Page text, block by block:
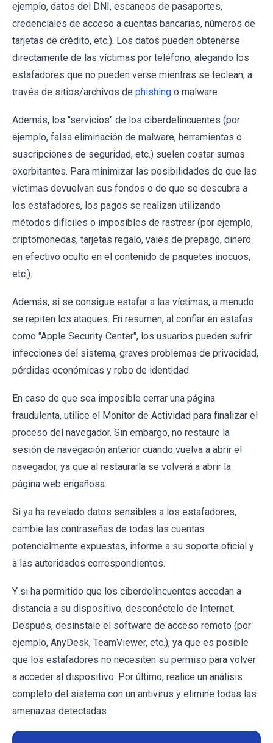
ejemplo, datos del DNI, escaneos de pasaportes,
credenciales de acceso a cuentas bancarias, números de
tarjetas de crédito, etc.). Los datos pueden obtenerse
directamente de las víctimas por teléfono, alegando los
estafadores que no pueden verse mientras se teclean, a
través de sitios/archivos de phishing o malware.
Además, los "servicios" de los ciberdelincuentes (por
ejemplo, falsa eliminación de malware, herramientas o
suscripciones de seguridad, etc.) suelen costar sumas
exorbitantes. Para minimizar las posibilidades de que las
víctimas devuelvan sus fondos o de que se descubra a
los estafadores, los pagos se realizan utilizando
métodos difíciles o imposibles de rastrear (por ejemplo,
criptomonedas, tarjetas regalo, vales de prepago, dinero
en efectivo oculto en el contenido de paquetes inocuos,
etc.).
Además, si se consigue estafar a las víctimas, a menudo
se repiten los ataques. En resumen, al confiar en estafas
como "Apple Security Center", los usuarios pueden sufrir
infecciones del sistema, graves problemas de privacidad,
pérdidas económicas y robo de identidad.
En caso de que sea imposible cerrar una página
fraudulenta, utilice el Monitor de Actividad para finalizar el
proceso del navegador. Sin embargo, no restaure la
sesión de navegación anterior cuando vuelva a abrir el
navegador, ya que al restaurarla se volverá a abrir la
página web engañosa.
Si ya ha revelado datos sensibles a los estafadores,
cambie las contraseñas de todas las cuentas
potencialmente expuestas, informe a su soporte oficial y
a las autoridades correspondientes.
Y si ha permitido que los ciberdelincuentes accedan a
distancia a su dispositivo, desconéctelo de Internet.
Después, desinstale el software de acceso remoto (por
ejemplo, AnyDesk, TeamViewer, etc.), ya que es posible
que los estafadores no necesiten su permiso para volver
a acceder al dispositivo. Por último, realice un análisis
completo del sistema con un antivirus y elimine todas las
amenazas detectadas.